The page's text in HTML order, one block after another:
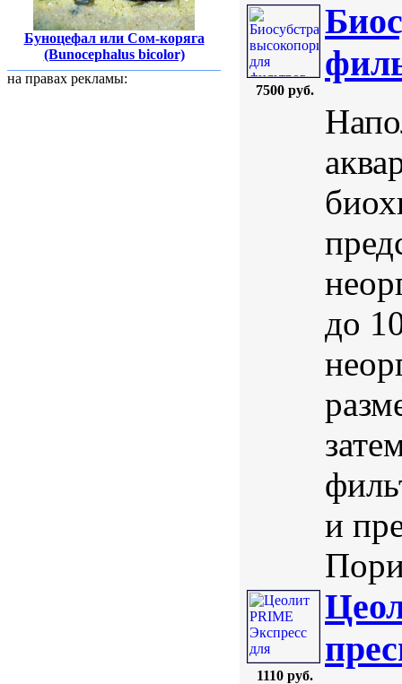
Буноцефал или Сом-коряга
(Bunocephalus bicolor)
на правах рекламы:
7500 руб.
до
и
1110 руб.